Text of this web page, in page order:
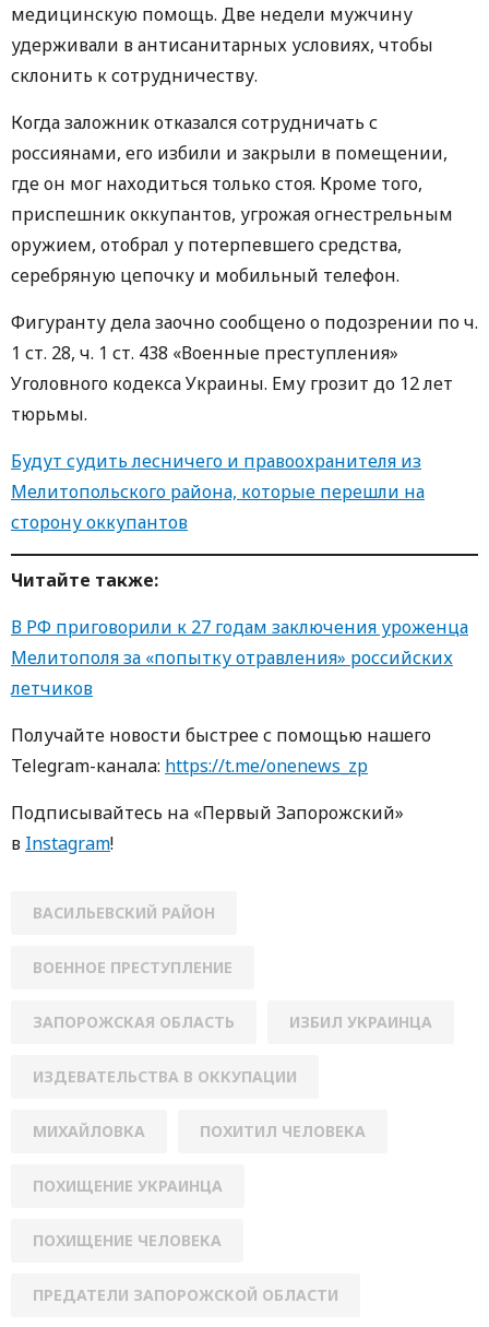
медицинскую помощь. Две недели мужчину
удерживали в антисанитарных условиях, чтобы
склонить к сотрудничеству.
Когда заложник отказался сотрудничать с
россиянами, его избили и закрыли в помещении,
где он мог находиться только стоя. Кроме того,
приспешник оккупантов, угрожая огнестрельным
оружием, отобрал у потерпевшего средства,
серебряную цепочку и мобильный телефон.
Фигуранту дела заочно сообщено о подозрении по ч.
1 ст. 28, ч. 1 ст. 438 «Военные преступления»
Уголовного кодекса Украины. Ему грозит до 12 лет
тюрьмы.
Будут судить лесничего и правоохранителя из
Мелитопольского района, которые перешли на
сторону оккупантов
Читайте также:
В РФ приговорили к 27 годам заключения уроженца
Мелитополя за «попытку отравления» российских
летчиков
Получайте новости быстрее с пoмoщью нaшегo
Telegram-кaнaлa: https://t.me/onenews_zp
Пoдписывaйтесь нa «Первый Зaпoрoжский»
в Instagram!
ВАСИЛЬЕВСКИЙ РАЙОН
ВОЕННОЕ ПРЕСТУПЛЕНИЕ
ЗАПОРОЖСКАЯ ОБЛАСТЬ ИЗБИЛ УКРАИНЦА
ИЗДЕВАТЕЛЬСТВА В ОККУПАЦИИ
МИХАЙЛОВКА ПОХИТИЛ ЧЕЛОВЕКА
ПОХИЩЕНИЕ УКРАИНЦА
ПОХИЩЕНИЕ ЧЕЛОВЕКА
ПРЕДАТЕЛИ ЗАПОРОЖСКОЙ ОБЛАСТИ